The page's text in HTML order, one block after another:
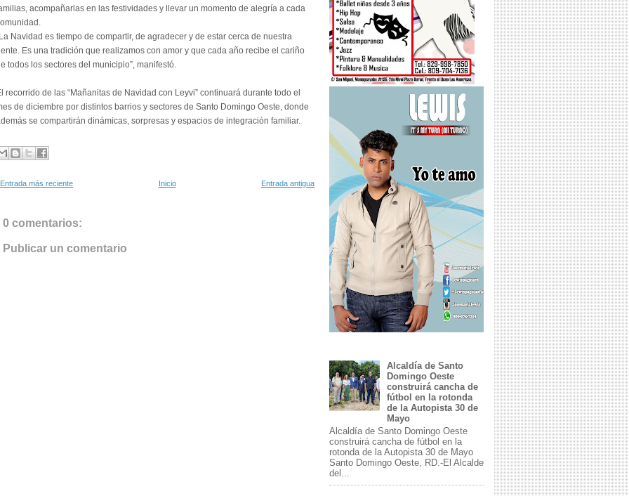
acompañarlas en las festividades y llevar un momento de alegría a cada
Navidad es tiempo de compartir, de agradecer y de estar cerca de nuestra
Es una tradición que realizamos con amor y que cada año recibe el cariño
todos los sectores del municipio”, manifestó.
recorrido de las “Mañanitas de Navidad con Leyvi” continuará durante todo el
de diciembre por distintos barrios y sectores de Santo Domingo Oeste, donde
se compartirán dinámicas, sorpresas y espacios de integración familiar.
Entrada más reciente Entrada antigua
Inicio
0 comentarios:
Publicar un comentario
Alcaldía de Santo
Domingo Oeste
construirá cancha de
fútbol en la rotonda
de la Autopista 30 de
Mayo
Alcaldía de Santo Domingo Oeste
construirá cancha de fútbol en la
rotonda de la Autopista 30 de Mayo
Santo Domingo Oeste, RD.-El Alcalde
del...